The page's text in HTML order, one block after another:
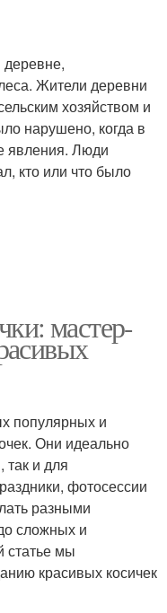
Жители деревни
хозяйством и
нарушено, когда в
явления. Люди
кто или что было
мастер-
популярных и
Они идеально
так и для
фотосессии
разными
сложных и
статье мы
красивых косичек